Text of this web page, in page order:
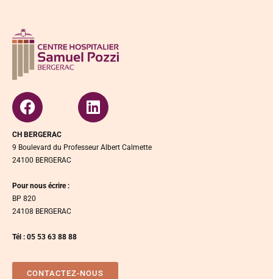
CH BERGERAC
9 Boulevard du Professeur Albert Calmette
24100 BERGERAC
Pour nous écrire :
BP 820
24108 BERGERAC
Tél : 05 53 63 88 88
CONTACTEZ-NOUS